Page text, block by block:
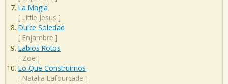
La Magia
[ Little Jesus ]
Dulce Soledad
[ Enjambre ]
Labios Rotos
[ Zoe ]
Lo Que Construimos
[ Natalia Lafourcade ]